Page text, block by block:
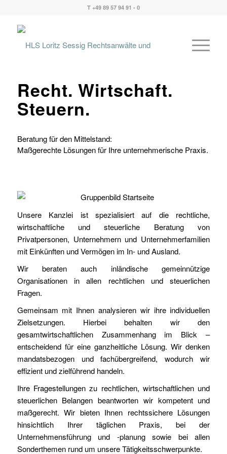
T +49 89 57 94 91 - 0
Recht. Wirtschaft.
Steuern.
Beratung für den Mittelstand:
Maßgerechte Lösungen für Ihre unternehmerische Praxis.
Unsere Kanzlei ist spezialisiert auf die rechtliche,
wirtschaftliche und steuerliche Beratung von
Privatpersonen, Unternehmern und Unternehmerfamilien
mit Einkünften und Vermögen im In- und Ausland.
Wir beraten auch inländische gemeinnützige
Organisationen in allen rechtlichen und steuerlichen
Fragen.
Gemeinsam mit Ihnen analysieren wir ihre individuellen
Zielsetzungen. Hierbei behalten wir den
gesamtwirtschaftlichen Zusammenhang im Blick –
entscheidend für eine ganzheitliche Lösung. Wir denken
mandatsbezogen und fachübergreifend, wodurch wir
effizient und zielführend handeln.
Ihre Fragestellungen zu rechtlichen, wirtschaftlichen und
steuerlichen Belangen beantworten wir kompetent und
maßgerecht. Wir bieten Ihnen rechtssichere Lösungen
hinsichtlich Ihrer täglichen Praxis, bei der
Unternehmensführung und -planung sowie bei allen
Sonderthemen rund um unsere Tätigkeitsschwerpunkte.